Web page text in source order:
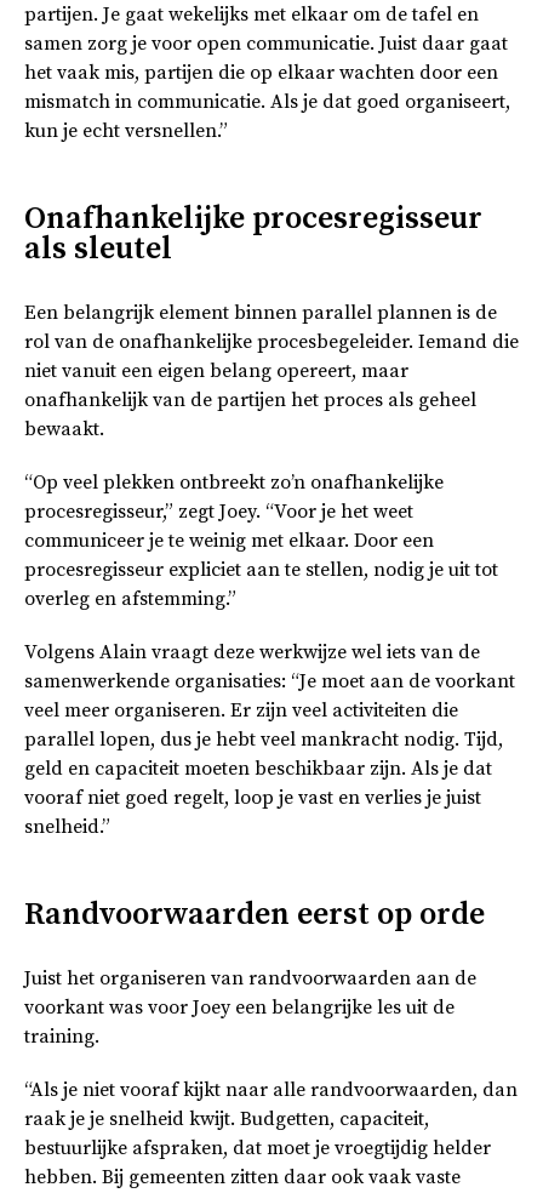
partijen. Je gaat wekelijks met elkaar om de tafel en
samen zorg je voor open communicatie. Juist daar gaat
het vaak mis, partijen die op elkaar wachten door een
mismatch in communicatie. Als je dat goed organiseert,
kun je echt versnellen.”
Onafhankelijke procesregisseur
als sleutel
Een belangrijk element binnen parallel plannen is de
rol van de onafhankelijke procesbegeleider. Iemand die
niet vanuit een eigen belang opereert, maar
onafhankelijk van de partijen het proces als geheel
bewaakt.
“Op veel plekken ontbreekt zo’n onafhankelijke
procesregisseur,” zegt Joey. “Voor je het weet
communiceer je te weinig met elkaar. Door een
procesregisseur expliciet aan te stellen, nodig je uit tot
overleg en afstemming.”
Volgens Alain vraagt deze werkwijze wel iets van de
samenwerkende organisaties: “Je moet aan de voorkant
veel meer organiseren. Er zijn veel activiteiten die
parallel lopen, dus je hebt veel mankracht nodig. Tijd,
geld en capaciteit moeten beschikbaar zijn. Als je dat
vooraf niet goed regelt, loop je vast en verlies je juist
snelheid.”
Randvoorwaarden eerst op orde
Juist het organiseren van randvoorwaarden aan de
voorkant was voor Joey een belangrijke les uit de
training.
“Als je niet vooraf kijkt naar alle randvoorwaarden, dan
raak je je snelheid kwijt. Budgetten, capaciteit,
bestuurlijke afspraken, dat moet je vroegtijdig helder
hebben. Bij gemeenten zitten daar ook vaak vaste